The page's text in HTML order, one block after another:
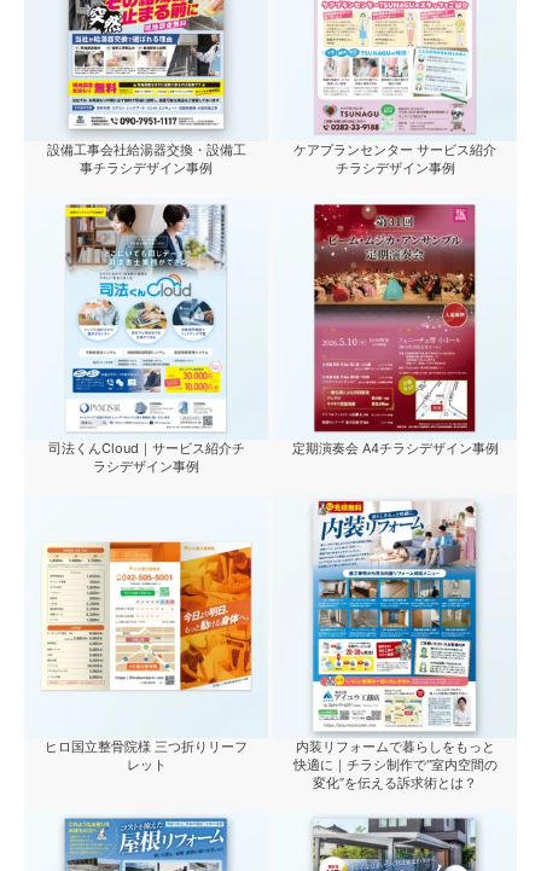
設備工事会社給湯器交換・設備工
事チラシデザイン事例
ケアプランセンター サービス紹介
チラシデザイン事例
司法くんCloud｜サービス紹介チ
ラシデザイン事例
定期演奏会 A4チラシデザイン事例
ヒロ国立整骨院様 三つ折りリーフ
レット
内装リフォームで暮らしをもっと
快適に｜チラシ制作で“室内空間の
変化”を伝える訴求術とは？